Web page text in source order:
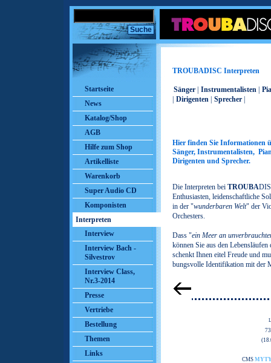
Startseite
News
Katalog/Shop
AGB
Hilfe zum Shop
Artikelliste
Warenkorb
Super Audio CD
Komponisten
Interpreten
Interview
Interview Bach -
Silvestrov
Interview Class,
Nr.3-2014
Presse
Vertriebe
Bestellung
Themen
Links
TROUBADISC Interpreten
Sänger Instrumentalisten
Dirigenten Sprecher
Hier finden Sie Informationen
Sänger, Instrumentalisten,
Dirigenten und Sprecher.
Die Interpreten bei TROUBA
Enthusiasten, leidenschaftliche
in der "wunderbaren Welt" der
Orchesters.
Dass "ein Meer an
können Sie aus den
schenkt Ihnen eitel Freude und
bungsvolle Identifikation mit der
CMS